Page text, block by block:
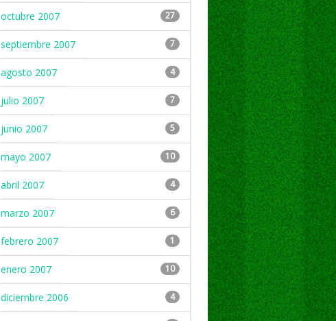
octubre 2007 27
septiembre 2007 7
agosto 2007 4
julio 2007 7
junio 2007 5
mayo 2007 10
abril 2007 4
marzo 2007 6
febrero 2007 1
enero 2007 10
diciembre 2006 4